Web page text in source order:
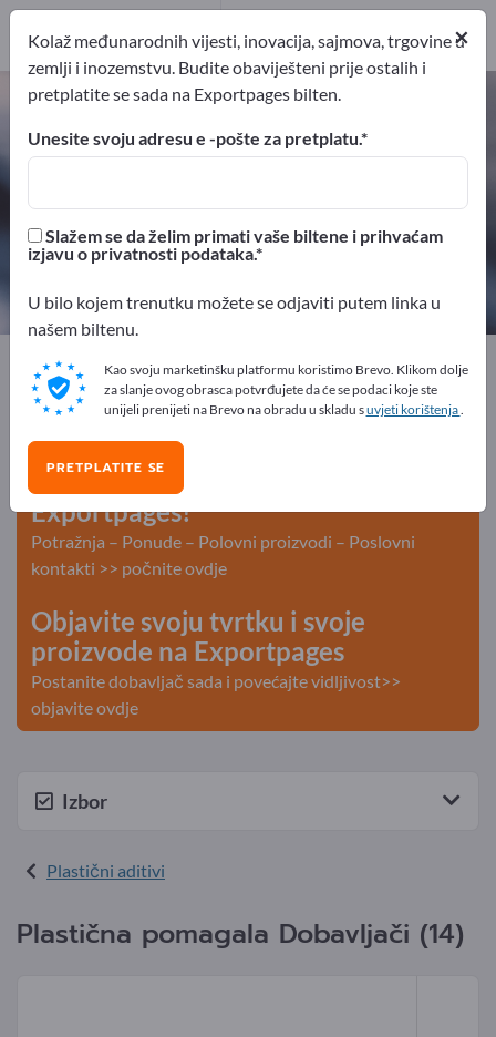
Plastična pomagala – pronađite
proizvođače i dobavljače
Distributeri
Exportpages
Kemijska i farmaceutska industrija
Plastični proizvodi
Plastični aditivi
Plastična pomagala
Besplatno oglašavajte na
Exportpages!
Potražnja – Ponude – Polovni proizvodi – Poslovni
kontakti >> počnite ovdje
Objavite svoju tvrtku i svoje
proizvode na Exportpages
Postanite dobavljač sada i povećajte vidljivost>>
objavite ovdje
Izbor
Plastični aditivi
Plastična pomagala Dobavljači (14)
×
Kolaž međunarodnih vijesti, inovacija, sajmova, trgovine u
zemlji i inozemstvu. Budite obaviješteni prije ostalih i
pretplatite se sada na Exportpages bilten.
Unesite svoju adresu e -pošte za pretplatu.
Slažem se da želim primati vaše biltene i prihvaćam
izjavu o privatnosti podataka.
U bilo kojem trenutku možete se odjaviti putem linka u
našem biltenu.
Kao svoju marketinšku platformu koristimo Brevo. Klikom dolje
za slanje ovog obrasca potvrđujete da će se podaci koje ste
unijeli prenijeti na Brevo na obradu u skladu suvjeti korištenja.
PRETPLATITE SE